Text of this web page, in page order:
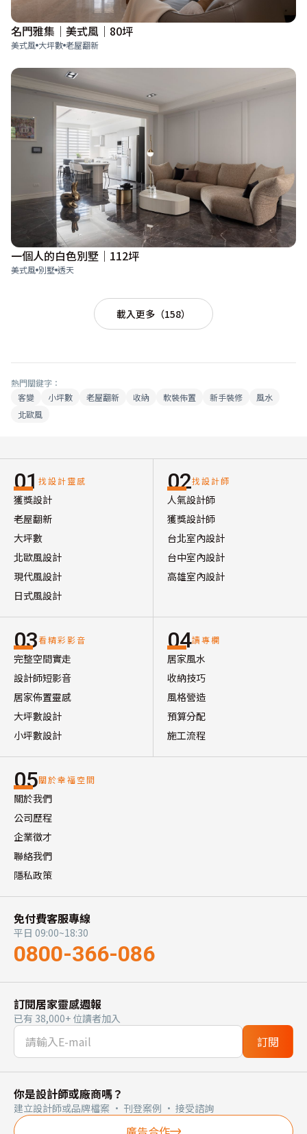
名門雅集｜美式風｜80坪
美式風 大坪數 老屋翻新
一個人的白色別墅｜112坪
美式風 別墅 透天
載入更多（158）
熱門關鍵字：
客變
小坪數 老屋翻新 收納 軟裝佈置 新手裝修
風水
北歐風
01 找設計靈感
獲獎設計
老屋翻新
大坪數
北歐風設計
現代風設計
日式風設計
02找設計師
人氣設計師
獲獎設計師
台北室內設計
台中室內設計
高雄室內設計
03看精彩影音
完整空間實走
設計師短影音
居家佈置靈感
大坪數設計
小坪數設計
04讀專欄
居家風水
收納技巧
風格營造
預算分配
施工流程
05關於幸福空間
關於我們
公司歷程
企業徵才
聯絡我們
隱私政策
免付費客服專線
平日 09:00~18:30
0800-366-086
訂閱居家靈感週報
已有 38,000+ 位讀者加入
訂閱
你是設計師或廠商嗎？
建立設計師或品牌檔案 · 刊登案例 · 接受諮詢